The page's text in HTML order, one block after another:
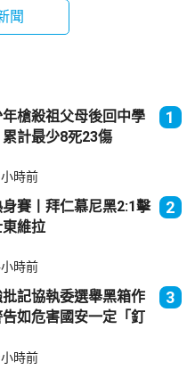
聞
槍殺祖父母後回中學
計最少8死23傷
1
時前
賽丨拜仁慕尼黑2:1擊
維拉
2
時前
記協執委選舉黑箱作
如危害國安一定「釘
3
時前